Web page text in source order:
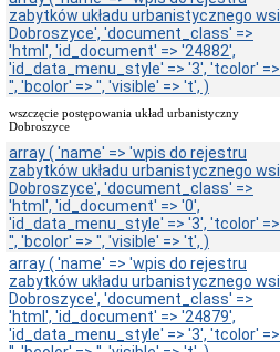
Wojewódzka
Rada
Ochrony
Zabytków
Poradnik
klienta
Jak
załatwić
sprawę
Przyjmowanie
interesantów
Opłaty
skarbowe
Szukam
legalnie
Obwieszczenia,
zabytków układu urbanistycznego wsi
Dobroszyce', 'document_class' =>
'html', 'id_document' => '24882',
'id_data_menu_style' => '3', 'tcolor' =>
'', 'bcolor' => '', 'visible' => 't', )
wszczęcie postępowania układ urbanistyczny
Dobroszyce
array ( 'name' => 'wpis do rejestru
zabytków układu urbanistycznego wsi
Dobroszyce', 'document_class' =>
'html', 'id_document' => '0',
'id_data_menu_style' => '3', 'tcolor' =>
'', 'bcolor' => '', 'visible' => 't', )
array ( 'name' => 'wpis do rejestru
zabytków układu urbanistycznego wsi
Dobroszyce', 'document_class' =>
'html', 'id_document' => '24879',
'id_data_menu_style' => '3', 'tcolor' =>